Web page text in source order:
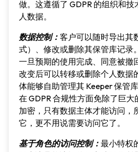
做。这遵循了 GDPR 的组织和
人数据。
数据控制： 客户可以随时导出其
式）、修改或删除其保管库记录
一旦预期的使用完成、同意被撤
改变后可以转移或删除个人数据
体能够自助管理其 Keeper 保管
在 GDPR 合规性方面免除了巨
加密，只有数据主体才能访问，
它，更不用说需要访问它了。
基于角色的访问控制： 最小特权